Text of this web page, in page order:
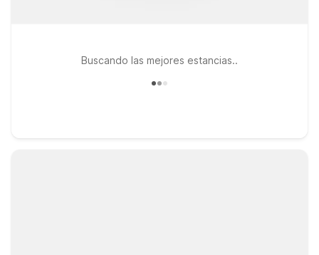
Buscando las mejores estancias..